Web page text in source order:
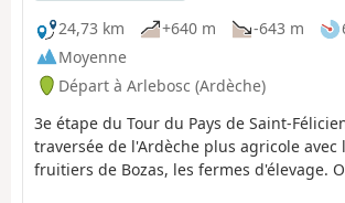
24,73 km
+640 m -643 m
Moyenne
Départ à Arlebosc (Ardèche)
3e étape du Tour du Pays de Saint-
traversée de l'Ardèche plus agricole avec
fruitiers de Bozas, les fermes d'élevage.